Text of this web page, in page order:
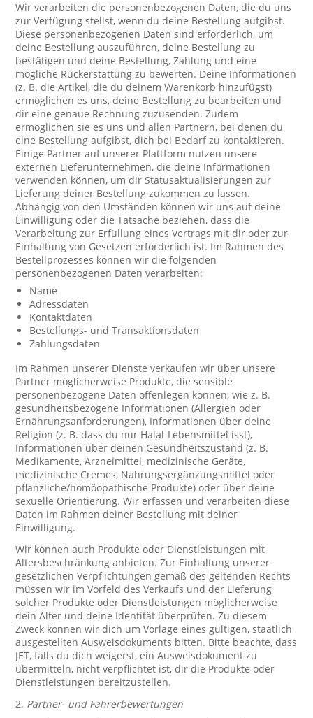
Wir verarbeiten die personenbezogenen Daten, die du uns
zur Verfügung stellst, wenn du deine Bestellung aufgibst.
Diese personenbezogenen Daten sind erforderlich, um
deine Bestellung auszuführen, deine Bestellung zu
bestätigen und deine Bestellung, Zahlung und eine
mögliche Rückerstattung zu bewerten. Deine Informationen
(z. B. die Artikel, die du deinem Warenkorb hinzufügst)
ermöglichen es uns, deine Bestellung zu bearbeiten und
dir eine genaue Rechnung zuzusenden. Zudem
ermöglichen sie es uns und allen Partnern, bei denen du
eine Bestellung aufgibst, dich bei Bedarf zu kontaktieren.
Einige Partner auf unserer Plattform nutzen unsere
externen Lieferunternehmen, die deine Informationen
verwenden können, um dir Statusaktualisierungen zur
Lieferung deiner Bestellung zukommen zu lassen.
Abhängig von den Umständen können wir uns auf deine
Einwilligung oder die Tatsache beziehen, dass die
Verarbeitung zur Erfüllung eines Vertrags mit dir oder zur
Einhaltung von Gesetzen erforderlich ist. Im Rahmen des
Bestellprozesses können wir die folgenden
personenbezogenen Daten verarbeiten:
Name
Adressdaten
Kontaktdaten
Bestellungs- und Transaktionsdaten
Zahlungsdaten
Im Rahmen unserer Dienste verkaufen wir über unsere
Partner möglicherweise Produkte, die sensible
personenbezogene Daten offenlegen können, wie z. B.
gesundheitsbezogene Informationen (Allergien oder
Ernährungsanforderungen), Informationen über deine
Religion (z. B. dass du nur Halal-Lebensmittel isst),
Informationen über deinen Gesundheitszustand (z. B.
Medikamente, Arzneimittel, medizinische Geräte,
medizinische Cremes, Nahrungsergänzungsmittel oder
pflanzliche/homöopathische Produkte) oder über deine
sexuelle Orientierung. Wir erfassen und verarbeiten diese
Daten im Rahmen deiner Bestellung mit deiner
Einwilligung.
Wir können auch Produkte oder Dienstleistungen mit
Altersbeschränkung anbieten. Zur Einhaltung unserer
gesetzlichen Verpflichtungen gemäß des geltenden Rechts
müssen wir im Vorfeld des Verkaufs und der Lieferung
solcher Produkte oder Dienstleistungen möglicherweise
dein Alter und deine Identität überprüfen. Zu diesem
Zweck können wir dich um Vorlage eines gültigen, staatlich
ausgestellten Ausweisdokuments bitten. Bitte beachte, dass
JET, falls du dich weigerst, ein Ausweisdokument zu
übermitteln, nicht verpflichtet ist, dir die Produkte oder
Dienstleistungen bereitzustellen.
2. Partner- und Fahrerbewertungen